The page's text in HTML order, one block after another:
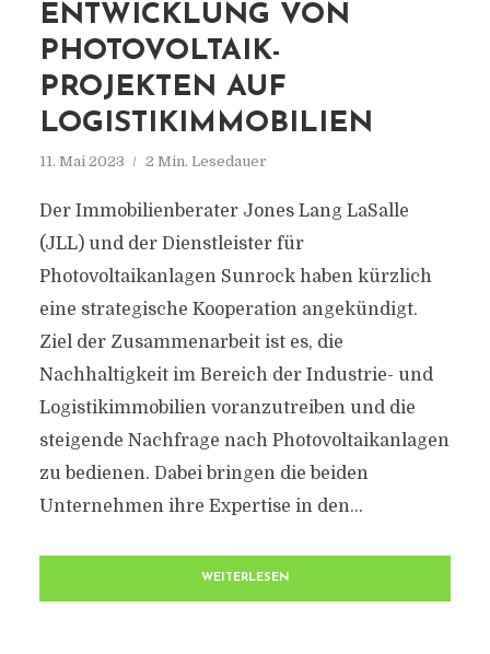
NTWICKLUNG VON P
HOTOVOLTAIK-P
ROJEKTEN AUF L
OGISTIKIMMOBILIEN
11. Mai 2023 2 Min. Lesedauer
Der Immobilienberater Jones Lang LaSalle
(JLL) und der Dienstleister für
Photovoltaikanlagen Sunrock haben kürzlich
eine strategische Kooperation angekündigt.
Ziel der Zusammenarbeit ist es, die
Nachhaltigkeit im Bereich der Industrie- und
Logistikimmobilien voranzutreiben und die
steigende Nachfrage nach Photovoltaikanlagen
zu bedienen. Dabei bringen die beiden
Unternehmen ihre Expertise in den...
WEITERLESEN